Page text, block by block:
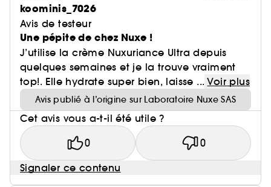
koominis_7026
Avis de testeur
Une pépite de chez Nuxe !
J’utilise la crème Nuxuriance Ultra depuis
quelques semaines et je la trouve vraiment
top!. Elle hydrate super bien, laisse ... Voir plus
Avis publié à l’origine sur Laboratoire Nuxe SAS
Cet avis vous a-t-il été utile ?
0 0
Signaler ce contenu